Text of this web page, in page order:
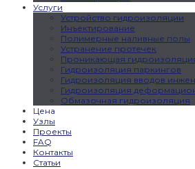
Услуги
Устройство гидроизоляции
Инъектирование
Полимерные наливные полы
Устранение протечек
Проникающая
Гидроизоляция паркингов
Гидроизоляция вводов
Гидроизоляция
Обмазочная гидроизоляция
Цена
Узлы
Проекты
FAQ
Контакты
Статьи